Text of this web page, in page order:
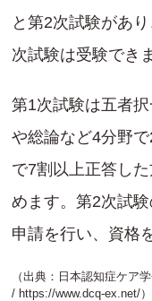
と第2次試験があ
次試験は受験でき
第1次試験は五者
や総論など4分野
で7割以上正答し
めます。第2次試
申請を行い、資格
（出典：日本認知症ケア
/ https://www.dcq-ex.net/）